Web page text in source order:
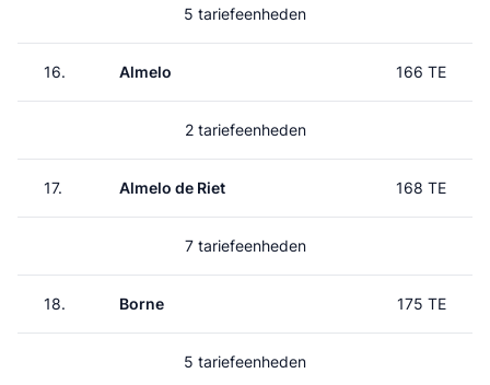
5 tariefeenheden
16. Almelo 166 TE
2 tariefeenheden
17. Almelo de Riet 168 TE
7 tariefeenheden
18. Borne 175 TE
5 tariefeenheden